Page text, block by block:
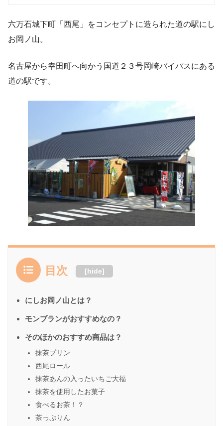
六万石城下町「西尾」をコンセプトに造られた道の駅にし
お岡ノ山。
名古屋から幸田町へ向かう国道２３号岡崎バイパスにある
道の駅です。
目次 [hide]
にしお岡ノ山とは？
モンブランがおすすめなの？
そのほかのおすすめ商品は？
抹茶プリン
西尾ロール
抹茶あんの入ったいちご大福
抹茶を使用したお菓子
食べるお茶！？
茶っぷりん